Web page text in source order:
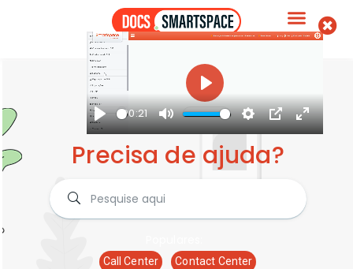
Precisa de ajuda?
Call Center
Contact Center
Play
00:21
Mute Settings
PIP Enter
Play